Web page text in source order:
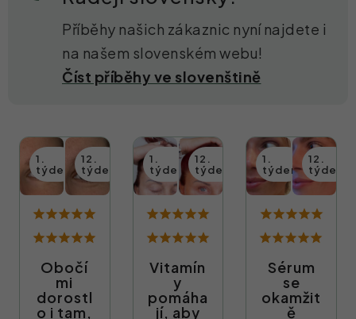
Příběhy našich zákaznic nyní najdete i
na našem slovenském webu!
Číst příběhy ve slovenštině
Obočí
mi
dorostl
o i tam,
Vitamín
y
pomáha
jí, aby
Sérum
se
okamžit
ě